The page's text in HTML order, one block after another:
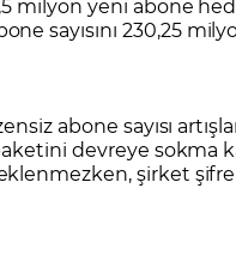
milyon yeni abone
sayısını 230,25
abone sayısı
devreye sokma
şirket